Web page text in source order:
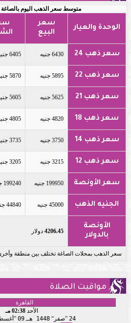
متوسط سعر الذهب اليوم بالصاغة
الوحدة والعيار
سعر
البيع
سعر ذهب 24 6430 جنيه 6405 جنيه
سعر ذهب 22 5895 جنيه 5870 جنيه
سعر ذهب 21 5625 جنيه 5605 جنيه
سعر ذهب 18 4820 جنيه 4805 جنيه
سعر ذهب 14 3750 جنيه 3735 جنيه
سعر ذهب 12 3215 جنيه 3205 جنيه
سعر الأونصة 199950 جنيه 199240 جنيه
الجنيه الذهب 45000 جنيه 44840 جنيه
الأونصة
بالدولار
4206.45 دولار
سعر الذهب بمحلات الصاغة تختلف بين منطقة
مواقيت الصلاة
الأحد02:38 مـ
24 صفر 1448 هـ 09